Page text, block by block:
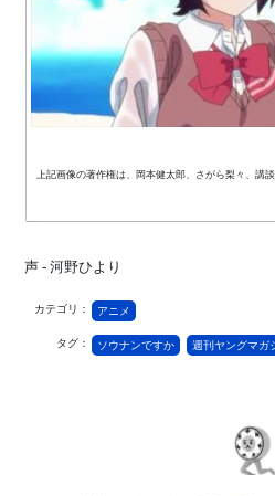
上記画像の著作権は、岡本健太郎、さがら梨々、講
声 - 河野ひより
カテゴリ： アニメ
タグ： ソウナンですか 週刊ヤングマガ